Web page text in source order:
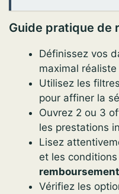
Guide pratique de
Définissez vos
maximal réaliste
Utilisez les
pour affiner la
Ouvrez 2 ou 3
les prestations
Lisez
et les
remboursement
Vérifiez les